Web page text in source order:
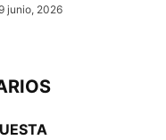
junio, 2026